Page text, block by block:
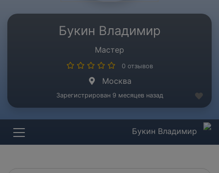
Букин Владимир
Мастер
0 отзывов
Москва
Зарегистрирован 9 месяцев назад
Букин Владимир